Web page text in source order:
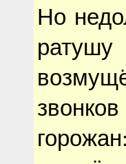
Но